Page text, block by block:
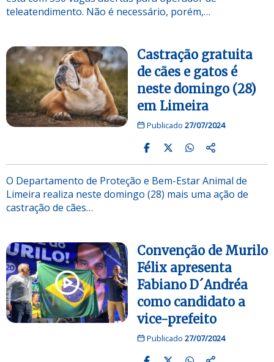
teleatendimento. Não é necessário, porém,…
Castração gratuita
de cães e gatos é
neste domingo (28)
em Limeira
Publicado 27/07/2024
O Departamento de Proteção e Bem-Estar Animal de
Limeira realiza neste domingo (28) mais uma ação de
castração de cães…
Convenção de Murilo
Félix apresenta
Fabiano D´Andréa
como candidato a
vice-prefeito
Publicado 27/07/2024